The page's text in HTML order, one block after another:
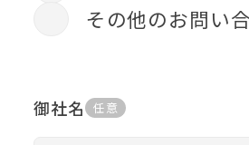
その他のお問い
御社名